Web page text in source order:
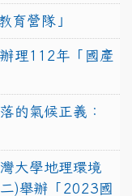
育營隊」
理112年「國產
的氣候正義：
大學地理環境
)舉辦「2023國